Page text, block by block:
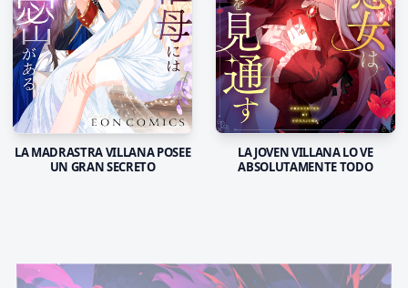
LA MADRASTRA VILLANA POSEE
UN GRAN SECRETO
LA JOVEN VILLANA LO VE
ABSOLUTAMENTE TODO